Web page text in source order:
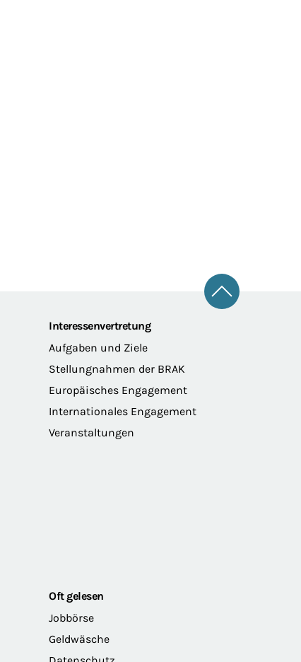
Zum
Interessenvertretung
Aufgaben und Ziele
Stellungnahmen der BRAK
Europäisches Engagement
Internationales Engagement
Veranstaltungen
Oft gelesen
Jobbörse
Geldwäsche